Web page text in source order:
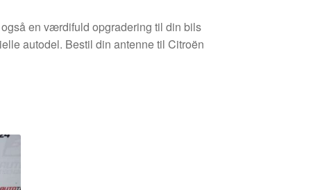
en værdifuld opgradering til din bils
autodel. Bestil din antenne til Citroën